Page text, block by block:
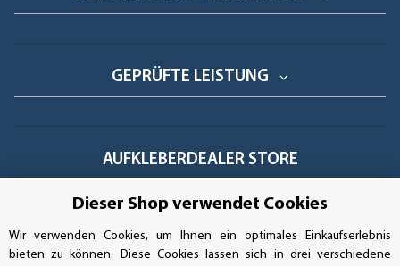
GEPRÜFTE LEISTUNG
AUFKLEBERDEALER STORE
Handwerkerring 1, D-39326 Wolmirstedt
Bestellungen/Support: +49 (0)39-201-28-98-10
Dieser Shop verwendet Cookies
Wir verwenden Cookies, um Ihnen ein optimales Einkaufserlebnis
bieten zu können. Diese Cookies lassen sich in drei verschiedene